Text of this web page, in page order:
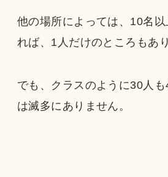
他の場所によっては、10名
れば、1人だけのところもあ
でも、クラスのように30人も
は滅多にありません。